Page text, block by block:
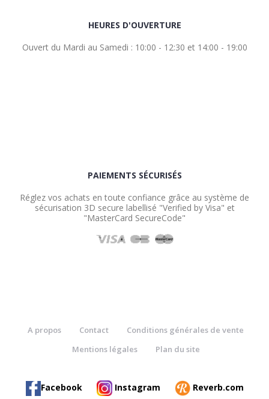
HEURES D'OUVERTURE
Ouvert du Mardi au Samedi : 10:00 - 12:30 et 14:00 - 19:00
PAIEMENTS SÉCURISÉS
Réglez vos achats en toute confiance grâce au système de
sécurisation 3D secure labellisé "Verified by Visa" et
"MasterCard SecureCode"
A propos Contact
Conditions générales de vente
Mentions légales
Plan du site
Facebook Instagram Reverb.com